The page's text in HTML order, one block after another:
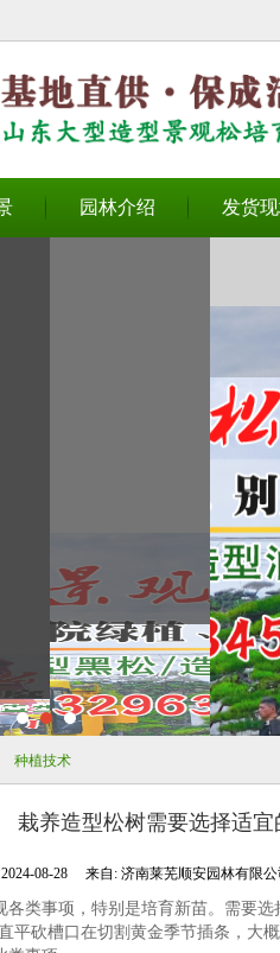
园林介绍 发货
种植技术
栽养造型松树需要选择适宜
2024-08-28 来自:济南莱芜顺安园林有限公
各类事项，特别是培育新苗。需要
平砍槽口在切割黄金季节插条，大